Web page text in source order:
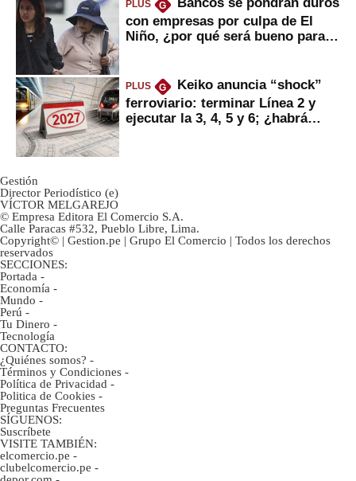
PLUS G
con empresas por culpa de El
Niño, ¿por qué será bueno para
PLUS G
Keiko anuncia “shock”
ferroviario: terminar Línea 2 y
ejecutar la 3, 4, 5 y 6; ¿habrá
Gestión
Director Periodístico (e)
VÍCTOR MELGAREJO
© Empresa Editora El Comercio S.A.
Calle Paracas #532, Pueblo Libre, Lima.
Copyright© | Gestion.pe | Grupo El Comercio | Todos los derechos
reservados
SECCIONES:
Portada -
Economía -
Mundo -
Perú -
Tu Dinero -
Tecnología
CONTACTO:
¿Quiénes somos? -
Términos y Condiciones -
Política de Privacidad -
Politica de Cookies -
Preguntas Frecuentes
SÍGUENOS:
Suscríbete
VISITE TAMBIÉN:
elcomercio.pe -
clubelcomercio.pe -